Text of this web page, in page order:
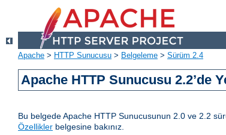
Apache > HTTP Sunucusu > Belgeleme > Sürüm 2.4
Apache HTTP Sunucusu 2.2’de
Bu belgede Apache HTTP Sunucusunun 2.0 ve 2.2
Özellikler belgesine bakınız.